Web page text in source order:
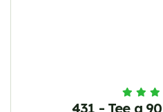
431 - Tee a